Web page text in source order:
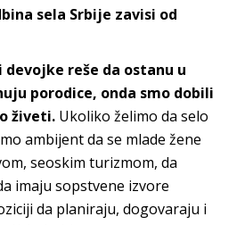
sela Srbije zavisi od
devojke reše da ostanu u
porodice, onda smo dobili
živeti. Ukoliko želimo da selo
ambijent da se mlade žene
seoskim turizmom, da
imaju sopstvene izvore
da planiraju, dogovaraju i